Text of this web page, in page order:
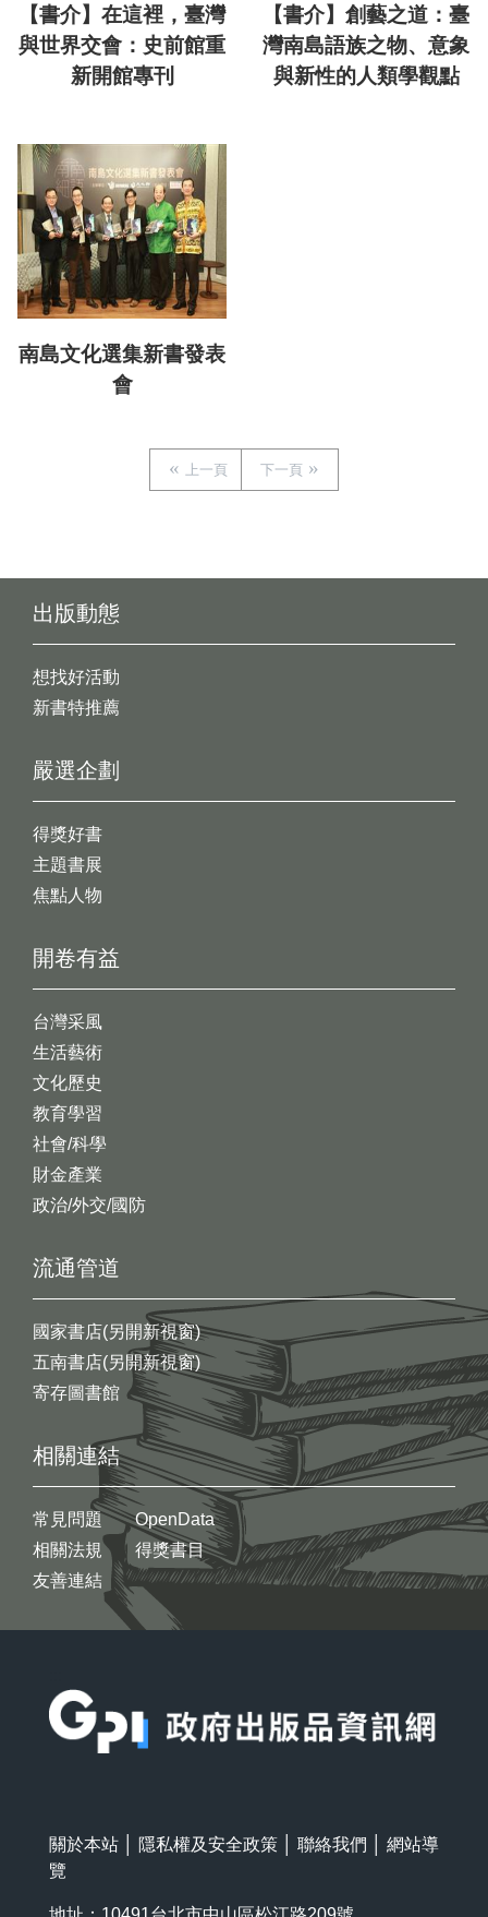
【書介】在這裡，臺灣
與世界交會：史前館重
新開館專刊
【書介】創藝之道：臺
灣南島語族之物、意象
與新性的人類學觀點
南島文化選集新書發表
會
上一頁 下一頁
出版動態
想找好活動
新書特推薦
開卷有益
台灣采風
生活藝術
文化歷史
教育學習
社會/科學
財金產業
政治/外交/國防
嚴選企劃
得獎好書
主題書展
焦點人物
流通管道
國家書店(另開新視窗)
五南書店(另開新視窗)
寄存圖書館
相關連結
常見問題
相關法規
友善連結
OpenData
得獎書目
關於本站 隱私權及安全政策 聯絡我們
網站導
覽